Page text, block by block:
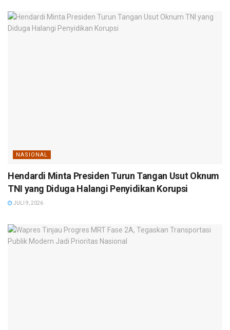
NASIONAL
Hendardi Minta Presiden Turun Tangan Usut Oknum
TNI yang Diduga Halangi Penyidikan Korupsi
JULI 9, 2026